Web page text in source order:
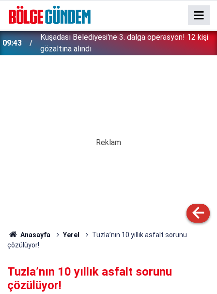
09:36 Tuzla’da 105 bin litre bitkisel atık yağ toplandı
Anasayfa Yerel
Tuzla’nın 10 yıllık asfalt sorunu
çözülüyor!
Tuzla’nın 10 yıllık asfalt sorunu
çözülüyor!